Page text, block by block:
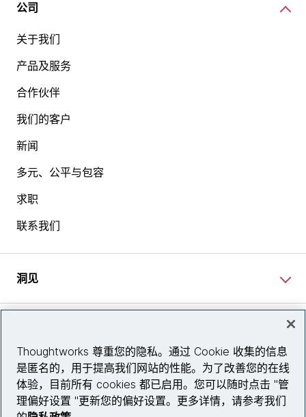
公司
关于我们
产品及服务
合作伙伴
我们的客户
新闻
多元、公平与包容
求职
联系我们
洞见
关注我们
Thoughtworks 尊重您的隐私。通过 Cookie 收集的信息
是匿名的，用于提高我们网站的性能。为了改善您的在线
体验，目前所有 cookies 都已启用。您可以随时点击 "管
理偏好设置 "更新您的偏好设置。更多详情，请参考我们